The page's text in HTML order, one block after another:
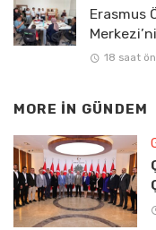
Erasmus
18 saat
MORE IN GÜNDEM